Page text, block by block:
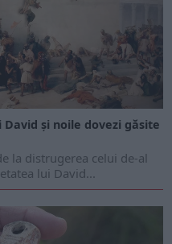
și noile dovezi găsite
la distrugerea celui de-al
lui David...